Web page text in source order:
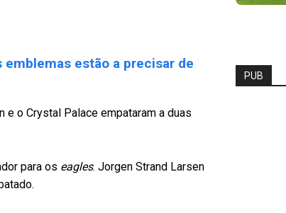
emblemas estão a precisar de
e o Crystal Palace empataram a duas
para os eagles. Jorgen Strand Larsen
PUB